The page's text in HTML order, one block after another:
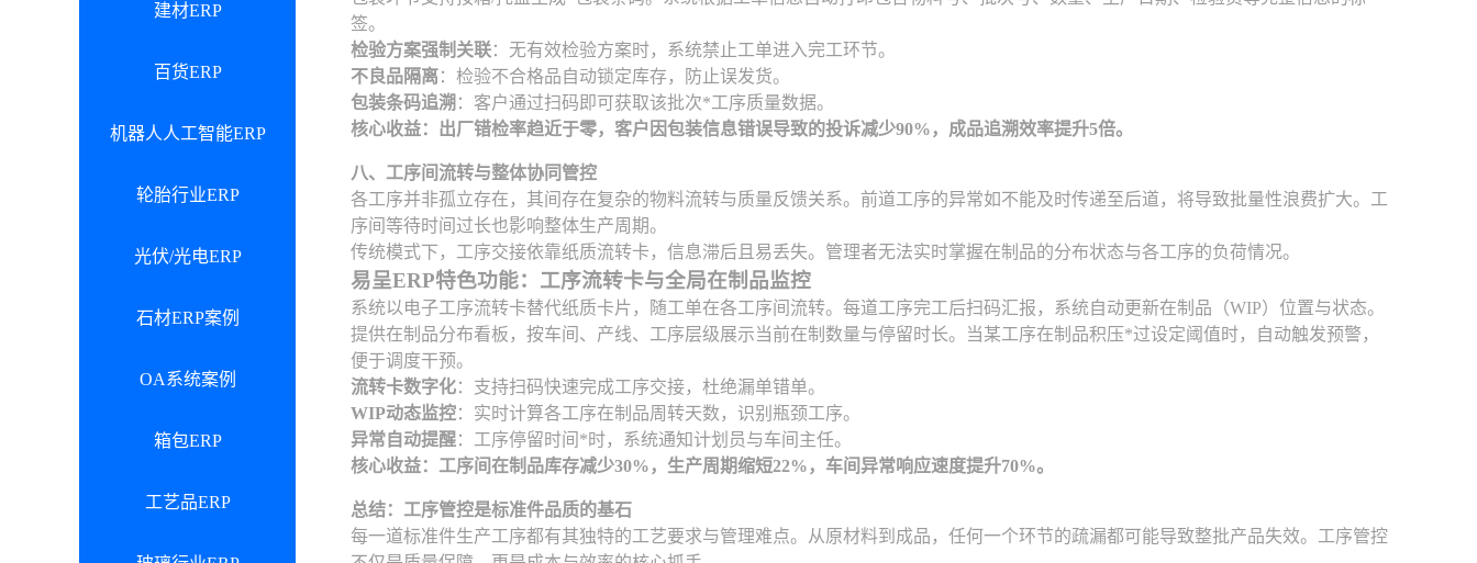
建材ERP
百货ERP
机器人人工智能ERP
轮胎行业ERP
光伏/光电ERP
石材ERP案例
OA系统案例
箱包ERP
工艺品ERP
签。
检验方案强制关联：无有效检验方案时，系统禁止工单进入完工环节。
不良品隔离：检验不合格品自动锁定库存，防止误发货。
包装条码追溯 ：客户通过扫码即可获取该批次*工序质量数据。
核心收益：出厂错检率趋近于零，客户因包装信息错误导致的投诉减少90%，成品追溯效率提升5倍。
八、工序间流转与整体协同管控
各工序并非孤立存在，其间存在复杂的物料流转与质量反馈关系。前道工序的异常如不能及时传递至后道，将导致批量性浪费扩大。工
序间等待时间过长也影响整体生产周期。
传统模式下，工序交接依靠纸质流转卡，信息滞后且易丢失。管理者无法实时掌握在制品的分布状态与各工序的负荷情况。
易呈ERP特色功能：工序流转卡与全局在制品监控
系统以电子工序流转卡替代纸质卡片，随工单在各工序间流转。每道工序完工后扫码汇报，系统自动更新在制品（WIP）位置与状态。
提供在制品分布看板，按车间、产线、工序层级展示当前在制数量与停留时长。当某工序在制品积压*过设定阈值时，自动触发预警，
便于调度干预。
流转卡数字化：支持扫码快速完成工序交接，杜绝漏单错单。
WIP动态监控：实时计算各工序在制品周转天数，识别瓶颈工序。
异常自动提醒：工序停留时间*时，系统通知计划员与车间主任。
核心收益：工序间在制品库存减少30%，生产周期缩短22%，车间异常响应速度提升70%。
总结：工序管控是标准件品质的基石
每一道标准件生产工序都有其独特的工艺要求与管理难点。从原材料到成品，任何一个环节的疏漏都可能导致整批产品失效。工序管控